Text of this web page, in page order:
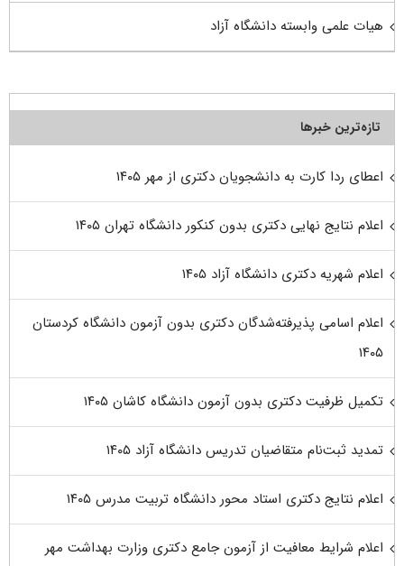
هیات علمی وابسته دانشگاه آزاد
تازه‌ترین خبرها
اعطای ردا کارت به دانشجویان دکتری از مهر ۱۴۰۵
اعلام نتایج نهایی دکتری بدون کنکور دانشگاه تهران ۱۴۰۵
اعلام شهریه دکتری دانشگاه آزاد ۱۴۰۵
اعلام اسامی پذیرفته‌شدگان دکتری بدون آزمون دانشگاه کردستان
۱۴۰۵
تکمیل ظرفیت دکتری بدون آزمون دانشگاه کاشان ۱۴۰۵
تمدید ثبت‌نام متقاضیان تدریس دانشگاه آزاد ۱۴۰۵
اعلام نتایج دکتری استاد محور دانشگاه تربیت مدرس ۱۴۰۵
اعلام شرایط معافیت از آزمون جامع دکتری وزارت بهداشت مهر